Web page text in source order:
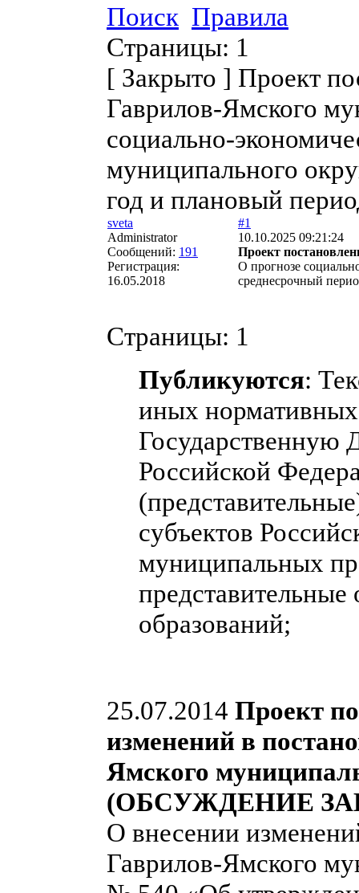
Поиск Правила
Страницы: 1
[ Закрыто ] Проект
Гаврилов-Ямского
социально-
муниципального
год и плановый
sveta
Administrator
Сообщений: 191
Регистрация:
16.05.2018
#1
10.10.2025 09:21:24
Проект
О прогнозе
среднесрочный
Страницы: 1
Публикуются:
иных
Государственную
Российской
субъектов
муниципальных
образований;
25.07.2014 Проект
изменений в
Ямского
(ОБСУЖДЕНИЕ
О внесении
Гаврилов-Ямского